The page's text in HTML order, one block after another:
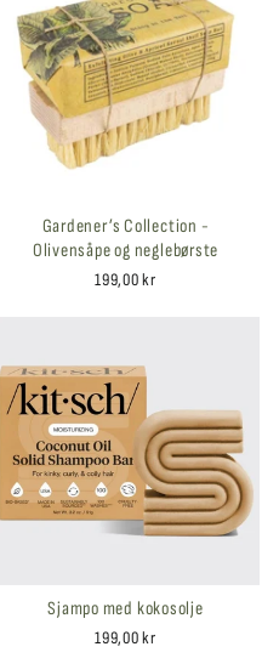
Gardener’s Collection -
Olivensåpe og neglebørste
199,00 kr
Sjampo med kokosolje
199,00 kr